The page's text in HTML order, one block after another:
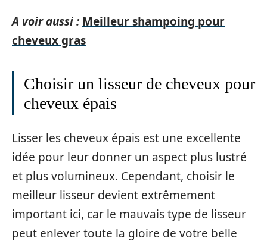
A voir aussi : Meilleur shampoing pour
cheveux gras
Choisir un lisseur de cheveux pour
cheveux épais
Lisser les cheveux épais est une excellente
idée pour leur donner un aspect plus lustré
et plus volumineux. Cependant, choisir le
meilleur lisseur devient extrêmement
important ici, car le mauvais type de lisseur
peut enlever toute la gloire de votre belle